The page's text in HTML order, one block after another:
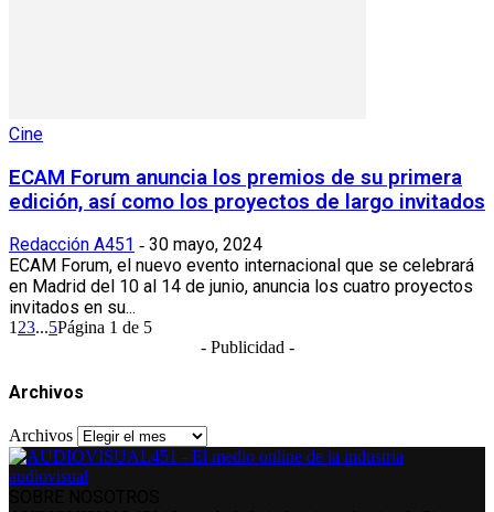
Cine
ECAM Forum anuncia los premios de su primera
edición, así como los proyectos de largo invitados
Redacción A451 - 30 mayo, 2024
ECAM Forum, el nuevo evento internacional que se celebrará
en Madrid del 10 al 14 de junio, anuncia los cuatro proyectos
invitados en su...
1 23...5Página 1 de 5
- Publicidad -
Archivos
Archivos